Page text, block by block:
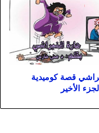
قصة كوميدية
الأخير